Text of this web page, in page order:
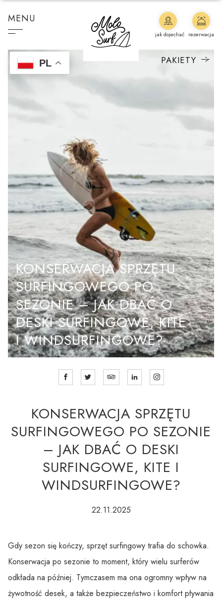
MENU
PL PAKIETY
jak dojechać rezerwacja
KONSERWACJA SPRZĘTU
SURFINGOWEGO PO
SEZONIE – JAK DBAĆ O
DESKI SURFINGOWE, KITE
I WINDSURFINGOWE?
KONSERWACJA SPRZĘTU
SURFINGOWEGO PO SEZONIE
– JAK DBAĆ O DESKI
SURFINGOWE, KITE I
WINDSURFINGOWE?
22.11.2025
Gdy sezon się kończy, sprzęt surfingowy trafia do schowka.
Konserwacja po sezonie to moment, który wielu surferów
odkłada na później. Tymczasem ma ona ogromny wpływ na
żywotność desek, a także bezpieczeństwo i komfort pływania